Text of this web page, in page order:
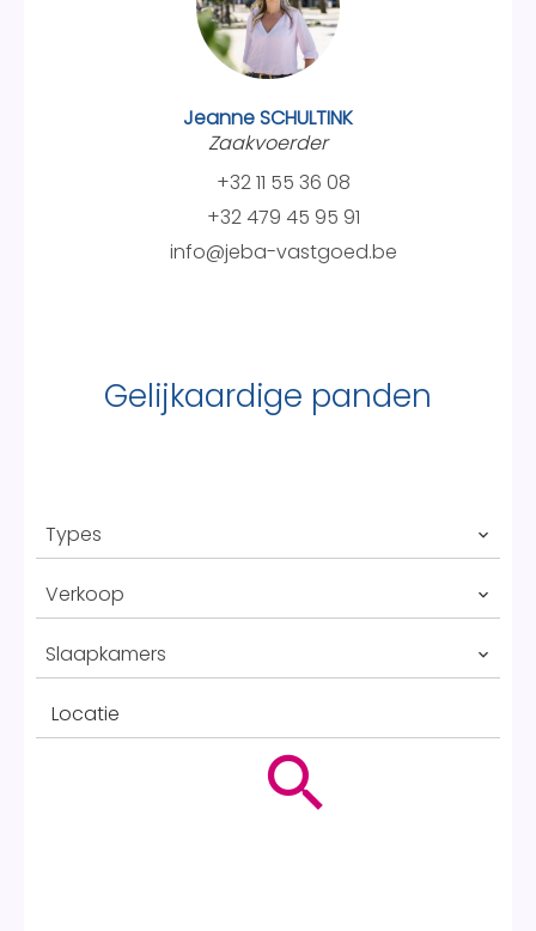
Jeanne SCHULTINK
Zaakvoerder
+32 11 55 36 08
+32 479 45 95 91
info@jeba-vastgoed.be
Gelijkaardige panden
Types
Verkoop
Slaapkamers
Locatie